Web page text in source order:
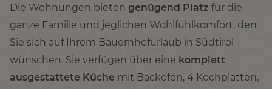
Die Wohnungen bieten genügend Platz für die
ganze Familie und jeglichen Wohlfühlkomfort, den
Sie sich auf Ihrem Bauernhofurlaub in Südtirol
wünschen. Sie verfügen über eine komplett
ausgestattete Küche mit Backofen, 4 Kochplatten,